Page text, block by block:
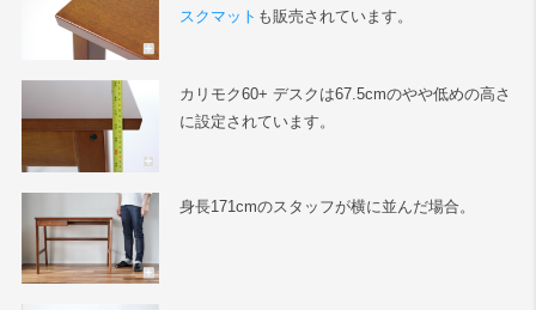
スクマット も販売されています。
カリモク60+ デスクは67.5cmのやや低めの高さ
に設定されています。
身長171cmのスタッフが横に並んだ場合。